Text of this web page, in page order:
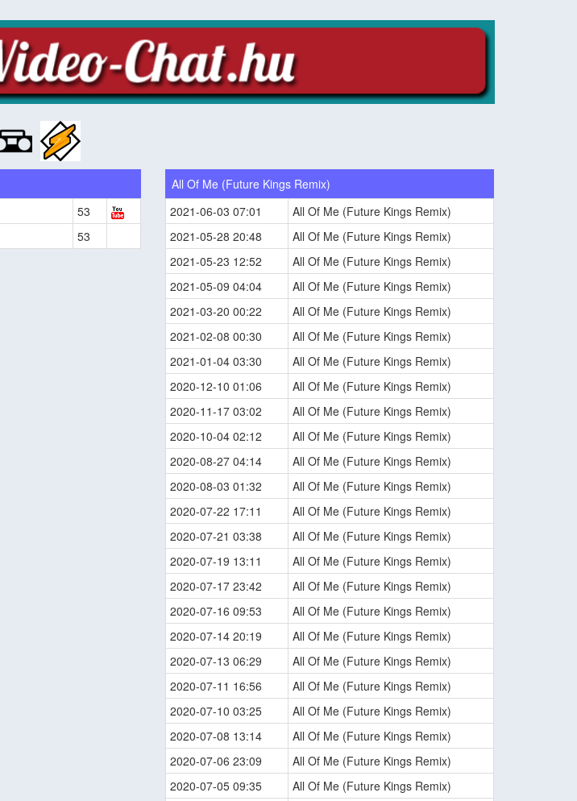
53
53
All Of Me (Future Kings Remix)
2021-06-03 07:01
All Of Me (Future Kings Remix)
2021-05-28 20:48
All Of Me (Future Kings Remix)
2021-05-23 12:52
All Of Me (Future Kings Remix)
2021-05-09 04:04
All Of Me (Future Kings Remix)
2021-03-20 00:22
All Of Me (Future Kings Remix)
2021-02-08 00:30
All Of Me (Future Kings Remix)
2021-01-04 03:30
All Of Me (Future Kings Remix)
2020-12-10 01:06
All Of Me (Future Kings Remix)
2020-11-17 03:02
All Of Me (Future Kings Remix)
2020-10-04 02:12
All Of Me (Future Kings Remix)
2020-08-27 04:14
All Of Me (Future Kings Remix)
2020-08-03 01:32
All Of Me (Future Kings Remix)
2020-07-22 17:11
All Of Me (Future Kings Remix)
2020-07-21 03:38
All Of Me (Future Kings Remix)
2020-07-19 13:11
All Of Me (Future Kings Remix)
2020-07-17 23:42
All Of Me (Future Kings Remix)
2020-07-16 09:53
All Of Me (Future Kings Remix)
2020-07-14 20:19
All Of Me (Future Kings Remix)
2020-07-13 06:29
All Of Me (Future Kings Remix)
2020-07-11 16:56
All Of Me (Future Kings Remix)
2020-07-10 03:25
All Of Me (Future Kings Remix)
2020-07-08 13:14
All Of Me (Future Kings Remix)
2020-07-06 23:09
All Of Me (Future Kings Remix)
2020-07-05 09:35
All Of Me (Future Kings Remix)